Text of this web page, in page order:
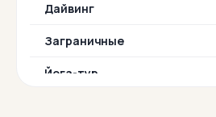
Дайвинг
Заграничные
Йога-тур